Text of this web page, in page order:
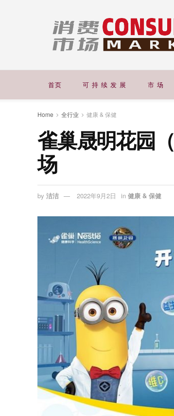
首页 可 持 续 发 展 市 场
Home 全行业 健康 & 保健
雀巢晟明花园
场
by 洁洁 2022年9月2日 in 健康 & 保健